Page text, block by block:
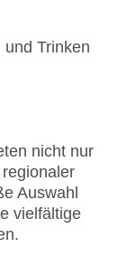
nicht nur
Auswahl
vielfältige